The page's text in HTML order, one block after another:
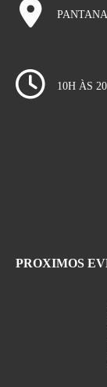
10H ÀS
PROXIMOS